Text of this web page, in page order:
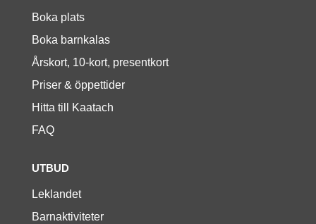
Boka plats
Boka barnkalas
Årskort, 10-kort, presentkort
Priser & öppettider
Hitta till Kaatach
FAQ
UTBUD
Leklandet
Barnaktiviteter